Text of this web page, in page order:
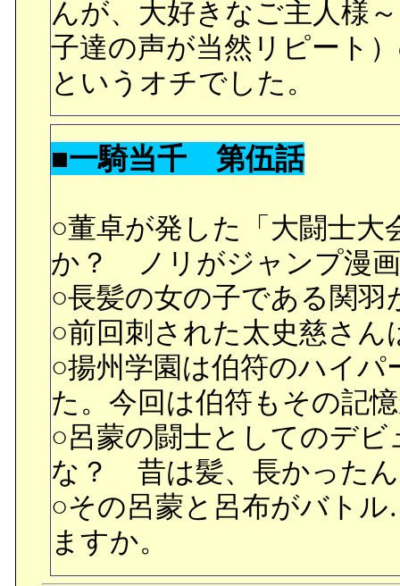
口づけ、自分がずっと孝
すると、自ら進んで服を
し続けていた髪を切って
ないことからアパートを
ットで裸でいる水月の姿
○今回は過去話。水月と
かを１話かけて描いてい
○水月の新入社員時代。会
け出して孝之に家に通い
き留めていなければ…と
ことは知らない慎二には
でしょう。印象的なのは
水月が孝之の家に通い詰
の仲を決定的証拠を目撃
のことを信頼しきってい
んが、大好きなご主人様
子達の声が当然リピート
というオチでした。
■一騎当千 第伍話
○董卓が発した「大闘士大
か？ ノリがジャンプ漫
○長髪の女の子である関羽
○前回刺された太史慈さ
○揚州学園は伯符のハイ
た。今回は伯符もその記
○呂蒙の闘士としてのデ
な？ 昔は髪、長かった
○その呂蒙と呂布がバト
ますか。